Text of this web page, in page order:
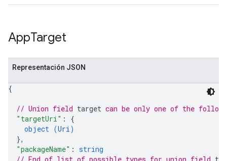
AppTarget
Representación JSON
{
// Union field target can be only one of the
"targetUri" : {
object (Uri)
},
"packageName" : string